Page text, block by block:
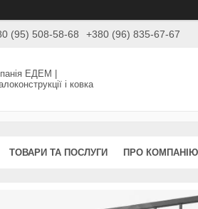
(95) 508-58-68 +380 (96) 835-67-67
ЕДЕМ |
і ковка
ТОВАРИ ТА ПОСЛУГИ ПРО КОМПАНІЮ